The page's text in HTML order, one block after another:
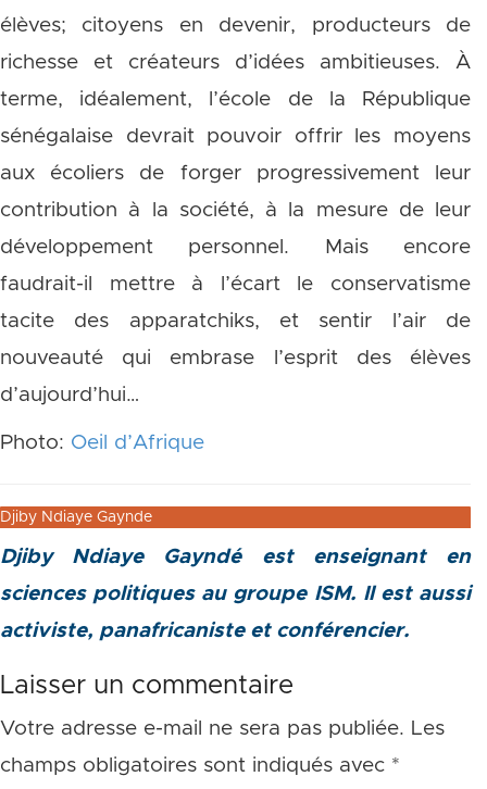
élèves; citoyens en devenir, producteurs de
richesse et créateurs d’idées ambitieuses. À
terme, idéalement, l’école de la République
sénégalaise devrait pouvoir offrir les moyens
aux écoliers de forger progressivement leur
contribution à la société, à la mesure de leur
développement personnel. Mais encore
faudrait-il mettre à l’écart le conservatisme
tacite des apparatchiks, et sentir l’air de
nouveauté qui embrase l’esprit des élèves
d’aujourd’hui…
Photo: Oeil d’Afrique
Djiby Ndiaye Gaynde
Djiby Ndiaye Gayndé est enseignant en
sciences politiques au groupe ISM. Il est aussi
activiste, panafricaniste et conférencier.
Laisser un commentaire
Votre adresse e-mail ne sera pas publiée. Les
champs obligatoires sont indiqués avec *